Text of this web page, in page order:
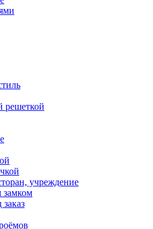
решеткой
учреждение
замком